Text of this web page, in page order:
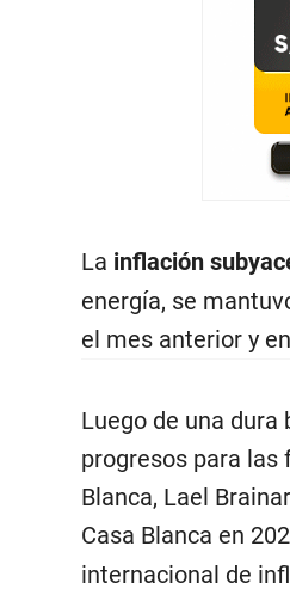
La inflación
energía, se
el mes anterior y
Luego de una
progresos para las
Blanca, Lael
Casa Blanca en
internacional de